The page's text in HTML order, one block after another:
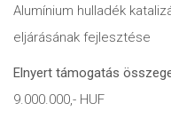
Alumínium hulladék
eljárásának fejlesztése
Elnyert támogatás
9.000.000,- HUF